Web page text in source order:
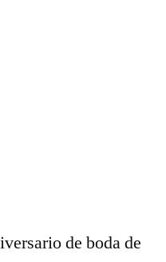
de boda de